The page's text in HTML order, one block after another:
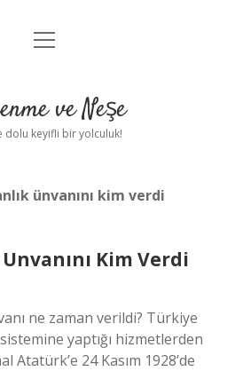
Anasayfa
Yasal Uyarı
menüyü
ve Neşe
dolu keyifli bir yolculuk!
ünvanını kim verdi
Kim Verdi
ne zaman verildi? Türkiye
yaptığı hizmetlerden
Atatürk’e 24 Kasım 1928’de